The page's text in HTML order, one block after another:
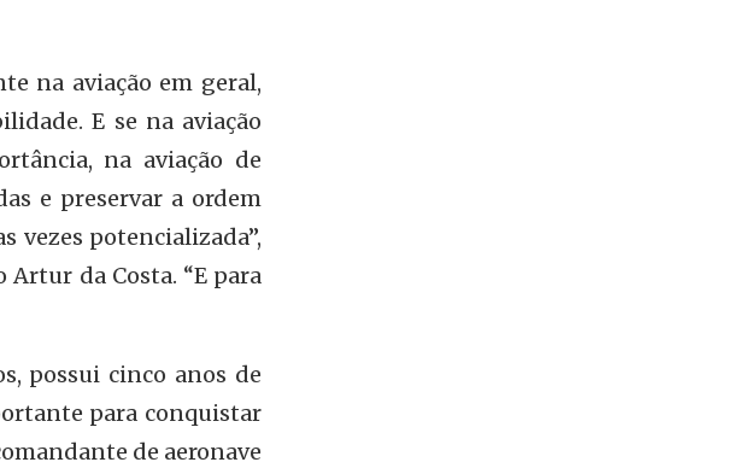
na aviação em geral,
E se na aviação
na aviação de
e preservar a ordem
vezes potencializada”,
da Costa. “E para
possui cinco anos de
para conquistar
de aeronave